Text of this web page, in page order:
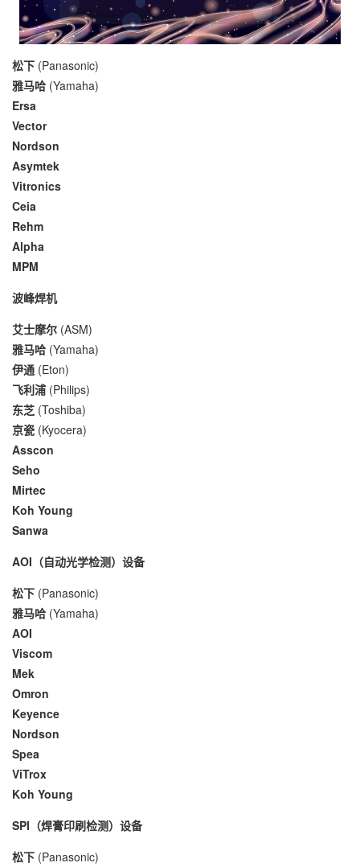
松下 (Panasonic)
雅马哈 (Yamaha)
Ersa
Vector
Nordson
Asymtek
Vitronics
Ceia
Rehm
Alpha
MPM
波峰焊机
艾士摩尔 (ASM)
雅马哈 (Yamaha)
伊通 (Eton)
飞利浦 (Philips)
东芝 (Toshiba)
京瓷 (Kyocera)
Asscon
Seho
Mirtec
Koh Young
Sanwa
AOI（自动光学检测）设备
松下 (Panasonic)
雅马哈 (Yamaha)
AOI
Viscom
Mek
Omron
Keyence
Nordson
Spea
ViTrox
Koh Young
SPI（焊膏印刷检测）设备
松下 (Panasonic)